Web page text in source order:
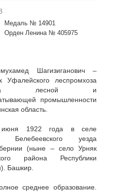
Медаль № 14901
Орден Ленина № 405975
Шагизиганович –
Уфалейского леспромхоза
лесной и
промышленности
область.
1922 года в селе
Белебеевского уезда
(ныне – село Урняк
района Республики
Башкир.
среднее образование.